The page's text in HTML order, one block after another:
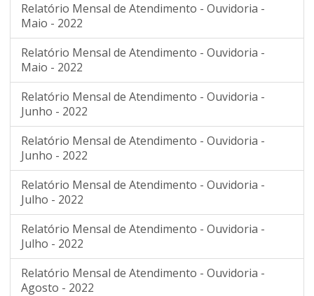
Relatório Mensal de Atendimento - Ouvidoria -
Maio - 2022
Relatório Mensal de Atendimento - Ouvidoria -
Maio - 2022
Relatório Mensal de Atendimento - Ouvidoria -
Junho - 2022
Relatório Mensal de Atendimento - Ouvidoria -
Junho - 2022
Relatório Mensal de Atendimento - Ouvidoria -
Julho - 2022
Relatório Mensal de Atendimento - Ouvidoria -
Julho - 2022
Relatório Mensal de Atendimento - Ouvidoria -
Agosto - 2022